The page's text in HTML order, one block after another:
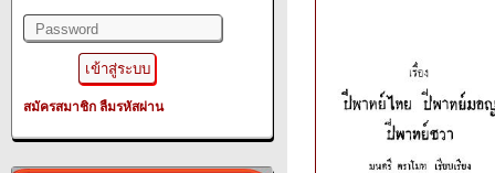
สมัครสมาชิก ลืมรหัสผ่าน